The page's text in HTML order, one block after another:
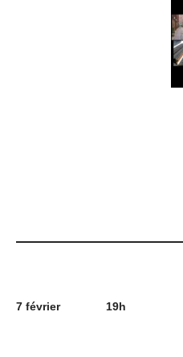
7 février 19h